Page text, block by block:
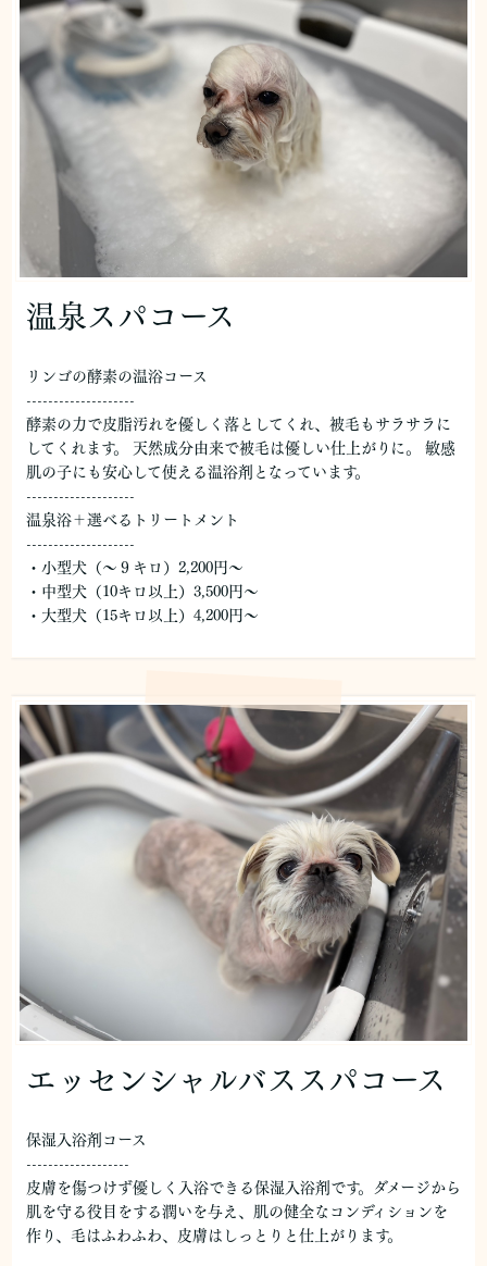
温泉スパコース
リンゴの酵素の温浴コース
--------------------
酵素の力で皮脂汚れを優しく落としてくれ、被毛もサラサラに
してくれます。 天然成分由来で被毛は優しい仕上がりに。 敏感
肌の子にも安心して使える温浴剤となっています。
--------------------
温泉浴＋選べるトリートメント
--------------------
・小型犬（～９キロ）2,200円～
・中型犬（10キロ以上）3,500円～
・大型犬（15キロ以上）4,200円～
エッセンシャルバススパコース
保湿入浴剤コース
-------------------
皮膚を傷つけず優しく入浴できる保湿入浴剤です。ダメージから
肌を守る役目をする潤いを与え、肌の健全なコンディションを
作り、毛はふわふわ、皮膚はしっとりと仕上がります。